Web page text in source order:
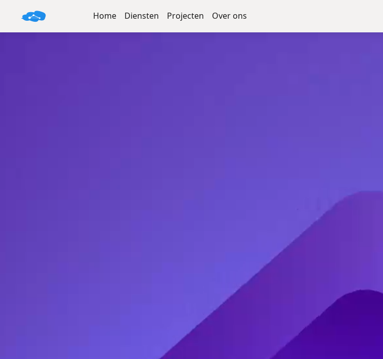
Home Diensten Projecten Over ons